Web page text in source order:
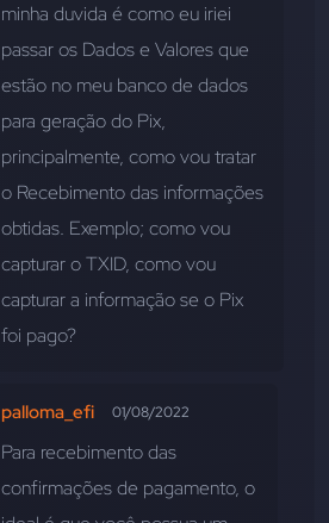
minha duvida é como eu iriei
passar os Dados e Valores que
estão no meu banco de dados
para geração do Pix,
principalmente, como vou tratar
o Recebimento das informações
obtidas. Exemplo; como vou
capturar o TXID, como vou
capturar a informação se o Pix
foi pago?
palloma_efi 01/08/2022
Para recebimento das
confirmações de pagamento, o